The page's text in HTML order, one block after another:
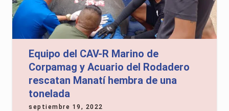
Equipo del CAV-R Marino de
Corpamag y Acuario del Rodadero
rescatan Manatí hembra de una
tonelada
septiembre 19, 2022